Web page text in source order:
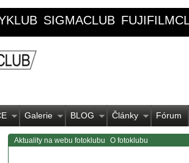
SIGMACLUB
Galerie BLOG Články Fórum
Aktuality na webu fotoklubu O fotoklubu